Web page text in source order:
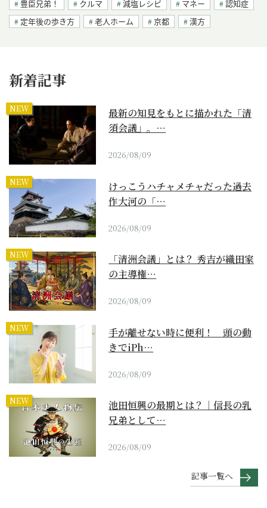
豊臣兄弟！ クルマ 減塩レシピ マネー
認知症
定年後の歩き方
老人ホーム 京都 漢方
新着記事
NEW
最新の知見をもとに描かれた「清
須会議」。…
2026/08/09
NEW
けっこうハチャメチャだった過去
作大河の「…
2026/08/09
NEW
「清洲会議」とは？ 秀吉が織田家
の主導権…
2026/08/09
NEW
手が離せない時に便利！ 頭の動
きでiPh…
2026/08/09
NEW
池田恒興の最期とは？｜信長の乳
兄弟として…
2026/08/09
記事一覧へ